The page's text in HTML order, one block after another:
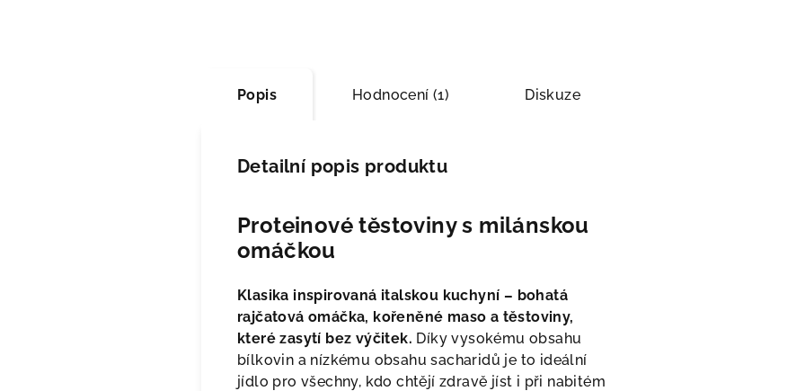
Popis Hodnocení (1) Diskuze
Detailní popis produktu
Proteinové těstoviny s milánskou
omáčkou
Klasika inspirovaná italskou kuchyní – bohatá
rajčatová omáčka, kořeněné maso a těstoviny,
které zasytí bez výčitek. Díky vysokému obsahu
bílkovin a nízkému obsahu sacharidů je to ideální
jídlo pro všechny, kdo chtějí zdravě jíst i při nabitém